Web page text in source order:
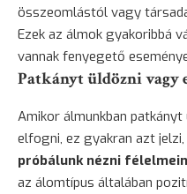
összeomlástól vagy
Ezek az álmok gyakoribbá
vannak fenyegető
Patkányt üldözni vagy
Amikor álmunkban
elfogni, ez gyakran azt
próbálunk nézni
az álomtípus általában